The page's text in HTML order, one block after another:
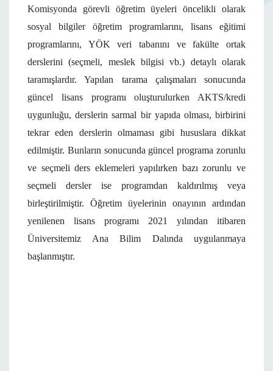
Komisyonda görevli öğretim üyeleri öncelikli olarak
sosyal bilgiler öğretim programlarını, lisans eğitimi
programlarını, YÖK veri tabanını ve fakülte ortak
derslerini (seçmeli, meslek bilgisi vb.) detaylı olarak
taramışlardır. Yapılan tarama çalışmaları sonucunda
güncel lisans programı oluşturulurken AKTS/kredi
uygunluğu, derslerin sarmal bir yapıda olması, birbirini
tekrar eden derslerin olmaması gibi hususlara dikkat
edilmiştir. Bunların sonucunda güncel programa zorunlu
ve seçmeli ders eklemeleri yapılırken bazı zorunlu ve
seçmeli dersler ise programdan kaldırılmış veya
birleştirilmiştir. Öğretim üyelerinin onayının ardından
yenilenen lisans programı 2021 yılından itibaren
Üniversitemiz Ana Bilim Dalında uygulanmaya
başlanmıştır.